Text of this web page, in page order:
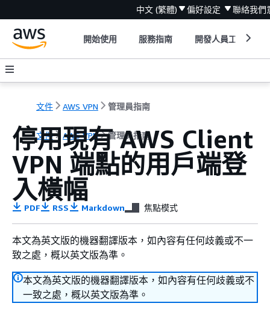
中文 (繁體) 偏好設定 聯絡我們
開始使用 服務指南 開發人員工具
文件 AWS VPN 管理員指南
文件 AWS VPN 管理員指南
停用現有 AWS Client
VPN 端點的用戶端登
入橫幅
PDF RSS Markdown 焦點模式
本文為英文版的機器翻譯版本，如內容有任何歧義或不一
致之處，概以英文版為準。
本文為英文版的機器翻譯版本，如內容有任何歧義或不
一致之處，概以英文版為準。